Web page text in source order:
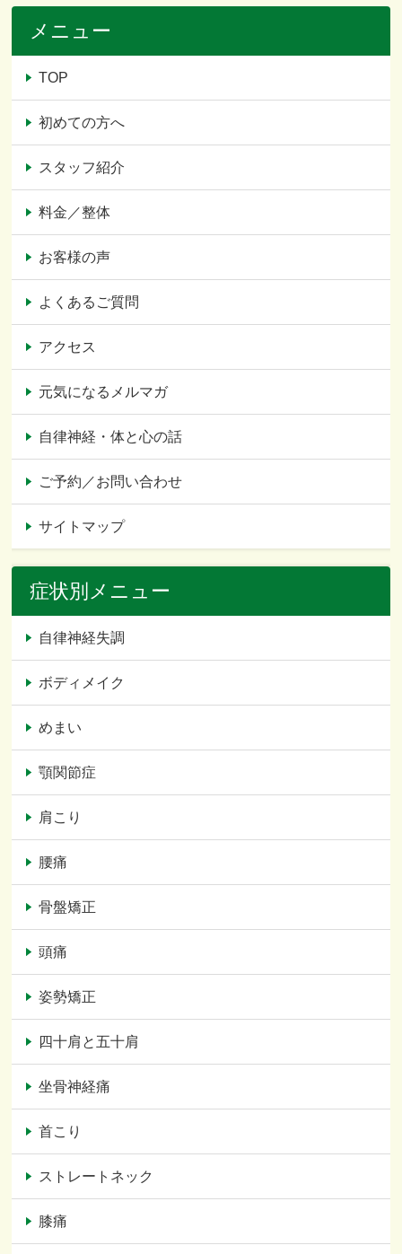
メニュー
TOP
初めての方へ
スタッフ紹介
料金／整体
お客様の声
よくあるご質問
アクセス
元気になるメルマガ
自律神経・体と心の話
ご予約／お問い合わせ
サイトマップ
症状別メニュー
自律神経失調
ボディメイク
めまい
顎関節症
肩こり
腰痛
骨盤矯正
頭痛
姿勢矯正
四十肩と五十肩
坐骨神経痛
首こり
ストレートネック
膝痛